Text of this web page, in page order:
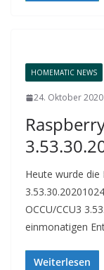
HOMEMATIC NEWS
24. Oktober 2020
Heute wurde die
OCCU/CCU3
einmonatigen
Weiterlesen